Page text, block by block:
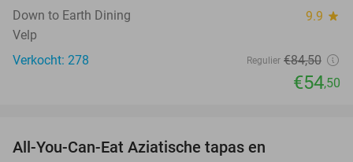
Down to Earth Dining 9.9 star
Velp
Verkocht: 278
Regulier €84,50
€54,50
All-You-Can-Eat Aziatische tapas en